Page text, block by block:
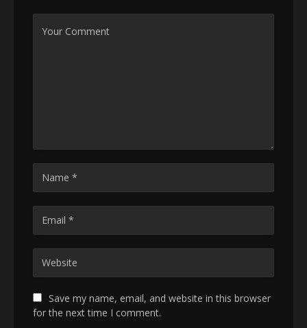
Save my name, email, and website in this browser
for the next time I comment.